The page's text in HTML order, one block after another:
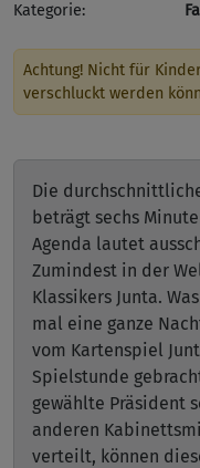
Kategorie:
Achtung! Nicht für
verschluckt werden
Die
beträgt sechs
Agenda lautet
Zumindest in der
Klassikers Junta.
mal eine ganze
vom Kartenspiel
Spielstunde
gewählte Präsident
anderen
verteilt, können